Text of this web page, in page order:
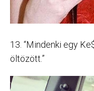
13. “Mindenki egy
öltözött.”